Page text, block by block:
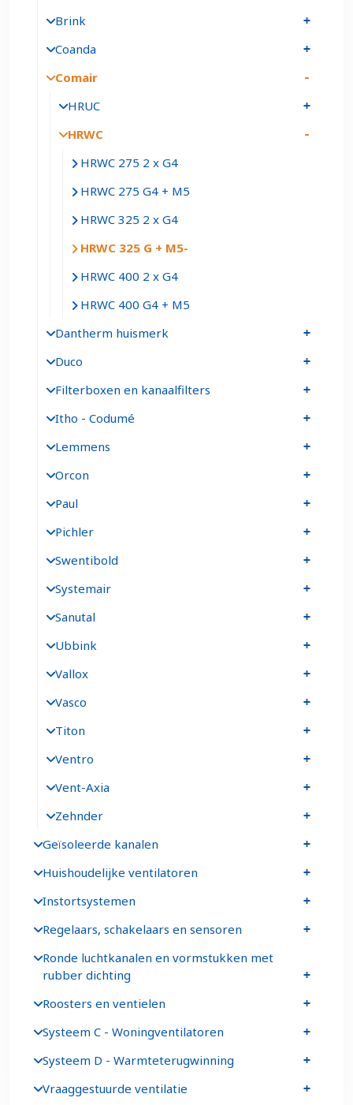
Brink
Coanda
Comair
HRUC
HRWC
HRWC 275 2 x G4
HRWC 275 G4 + M5
HRWC 325 2 x G4
HRWC 325 G + M5
HRWC 400 2 x G4
HRWC 400 G4 + M5
Dantherm huismerk
Duco
Filterboxen en kanaalfilters
Itho - Codumé
Lemmens
Orcon
Paul
Pichler
Swentibold
Systemair
Sanutal
Ubbink
Vallox
Vasco
Titon
Ventro
Vent-Axia
Zehnder
Geïsoleerde kanalen
Huishoudelijke ventilatoren
Instortsystemen
Regelaars, schakelaars en sensoren
Ronde luchtkanalen en vormstukken met
rubber dichting
Roosters en ventielen
Systeem C - Woningventilatoren
Systeem D - Warmteterugwinning
Vraaggestuurde ventilatie